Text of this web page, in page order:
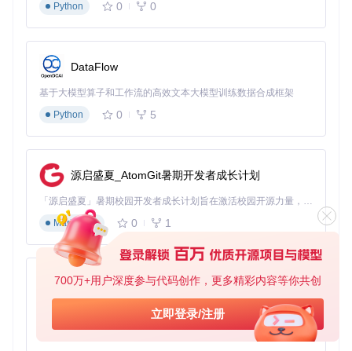
700万+用户深度参与代码创作，更多精彩内容等你共创
立即登录/注册
3.1 系统环境检测与准备
在安装防撤回工具前，请确保系统满足以下条件：
操作系统：Windows 7/8/10/11（32/64位）
.NET Framework 4.5及以上版本
目标应用已安装且能正常运行
3.2 详细安装步骤与验证
下载并解压工具压缩包至本地目录
关闭所有即时通讯软件（包括后台进程）
运行RevokeMsgPatcher.exe，选择目标应用
点击"环境检测"按钮，确保系统兼容性
点击"安装补丁"，等待进度完成
启动应用，发送测试消息并撤回验证效果
3.3 跨平台兼容性对比
应用类型
支持版
本
果
能
新
微信 2.6.0+
★★★★
支持 自动
★★★★
☆
自动
Python
0 0
DataFlow
基于大模型算子和工作流的高效文本大模型训练数据合成框架
Python
0 5
源启盛夏_AtomGit暑期开发者成长计划
「源启盛夏」暑期校园开发者成长计划旨在激活校园开源力量，通过积分激励、认证扶持、资源倾斜等形式，引导高校组织和开发者完成「入驻 — 建项目 — 做贡献 — 获认证 — 得资源」的完整闭环。无论你是想带领社团入驻平台的组织者，还是希望用代码贡献证明自己的开发者，都能在这里找到属于你的成长路径。
Markdown
0 1
py-xiaozhi
基于Python的Xiaozhi AI，适用于想要完整Xiaozhi体验而无需拥有专用硬件的用户。
Python
0 1